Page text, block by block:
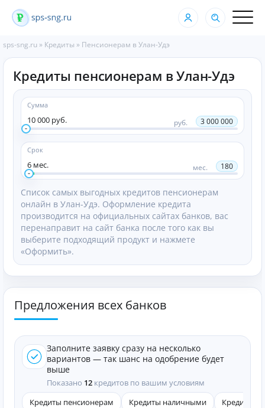
sps-sng.ru » Кредиты » Пенсионерам в Улан-Удэ
Кредиты пенсионерам в Улан-Удэ
Сумма
10 000 руб. руб. 3 000 000
Срок
6 мес. мес. 180
Список самых выгодных кредитов пенсионерам
онлайн в Улан-Удэ. Оформление кредита
производится на официальных сайтах банков, вас
перенаправит на сайт банка после того как вы
выберите подходящий продукт и нажмете
«Оформить».
Предложения всех банков
Заполните заявку сразу на несколько
вариантов — так шанс на одобрение будет
выше
Показано 12 кредитов по вашим условиям
Кредиты пенсионерам
Кредиты наличными Кредиты